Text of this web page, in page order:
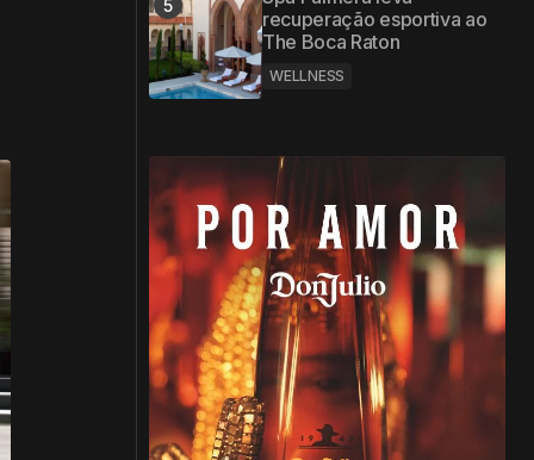
recuperação esportiva ao
The Boca Raton
WELLNESS